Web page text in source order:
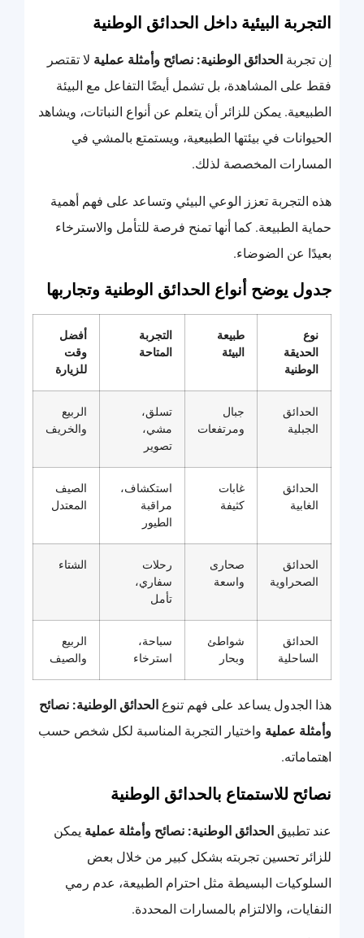
التجربة البيئية داخل الحدائق الوطنية
إن تجربة الحدائق الوطنية: نصائح وأمثلة عملية لا تقتصر
فقط على المشاهدة، بل تشمل أيضًا التفاعل مع البيئة
الطبيعية. يمكن للزائر أن يتعلم عن أنواع النباتات، ويشاهد
الحيوانات في بيئتها الطبيعية، ويستمتع بالمشي في
المسارات المخصصة لذلك.
هذه التجربة تعزز الوعي البيئي وتساعد على فهم أهمية
حماية الطبيعة. كما أنها تمنح فرصة للتأمل والاسترخاء
بعيدًا عن الضوضاء.
جدول يوضح أنواع الحدائق الوطنية وتجاربها
نوع
الحديقة
الوطنية
طبيعة
البيئة
التجربة
المتاحة
أفضل
وقت
للزيارة
الحدائق
الجبلية
جبال
ومرتفعات
تسلق،
مشي،
تصوير
الربيع
والخريف
الحدائق
الغابية
غابات
كثيفة
استكشاف،
مراقبة
الطيور
الصيف
المعتدل
الحدائق
الصحراوية
صحارى
واسعة
رحلات
سفاري،
تأمل
الشتاء
الحدائق
الساحلية
شواطئ
وبحار
سباحة،
استرخاء
الربيع
والصيف
هذا الجدول يساعد على فهم تنوع الحدائق الوطنية: نصائح
وأمثلة عملية واختيار التجربة المناسبة لكل شخص حسب
اهتماماته.
نصائح للاستمتاع بالحدائق الوطنية
عند تطبيق الحدائق الوطنية: نصائح وأمثلة عملية يمكن
للزائر تحسين تجربته بشكل كبير من خلال بعض
السلوكيات البسيطة مثل احترام الطبيعة، عدم رمي
النفايات، والالتزام بالمسارات المحددة.